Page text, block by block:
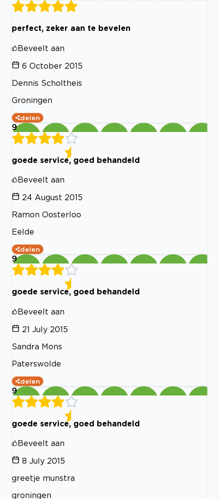
perfect, zeker aan te bevelen
Beveelt aan
6 October 2015
Dennis Scholtheis
Groningen
delen
9
goede service, goed behandeld
Beveelt aan
24 August 2015
Ramon Oosterloo
Eelde
delen
9
goede service, goed behandeld
Beveelt aan
21 July 2015
Sandra Mons
Paterswolde
delen
9
goede service, goed behandeld
Beveelt aan
8 July 2015
greetje munstra
groningen